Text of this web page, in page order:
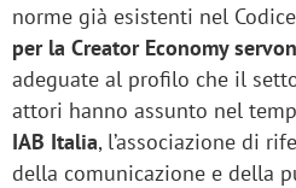
norme già esistenti nel
per la Creator Economy
adeguate al profilo che il
attori hanno assunto nel
IAB Italia, l’associazione di
della comunicazione e della